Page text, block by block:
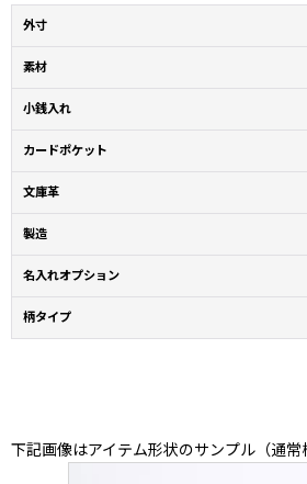
外寸
素材
小銭入れ
カードポケット
文庫革
製造
名入れオプション
柄タイプ
下記画像はアイテム形状のサンプル（通